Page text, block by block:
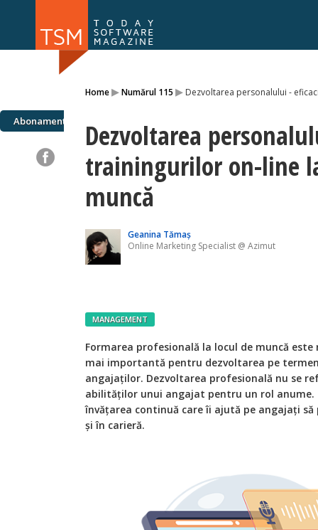
Home▸Numărul 115 ▸ Dezvoltarea personalului -
Abonamente
Dezvoltarea
trainingurilor on-line
muncă
Geanina Tămaș
Online Marketing Specialist @ Azimut
MANAGEMENT
Formarea profesională la locul de muncă este
mai importantă pentru dezvoltarea pe
angajaților. Dezvoltarea profesională nu se
abilităților unui angajat pentru un rol anume.
învățarea continuă care îi ajută pe angajați să
și în carieră.